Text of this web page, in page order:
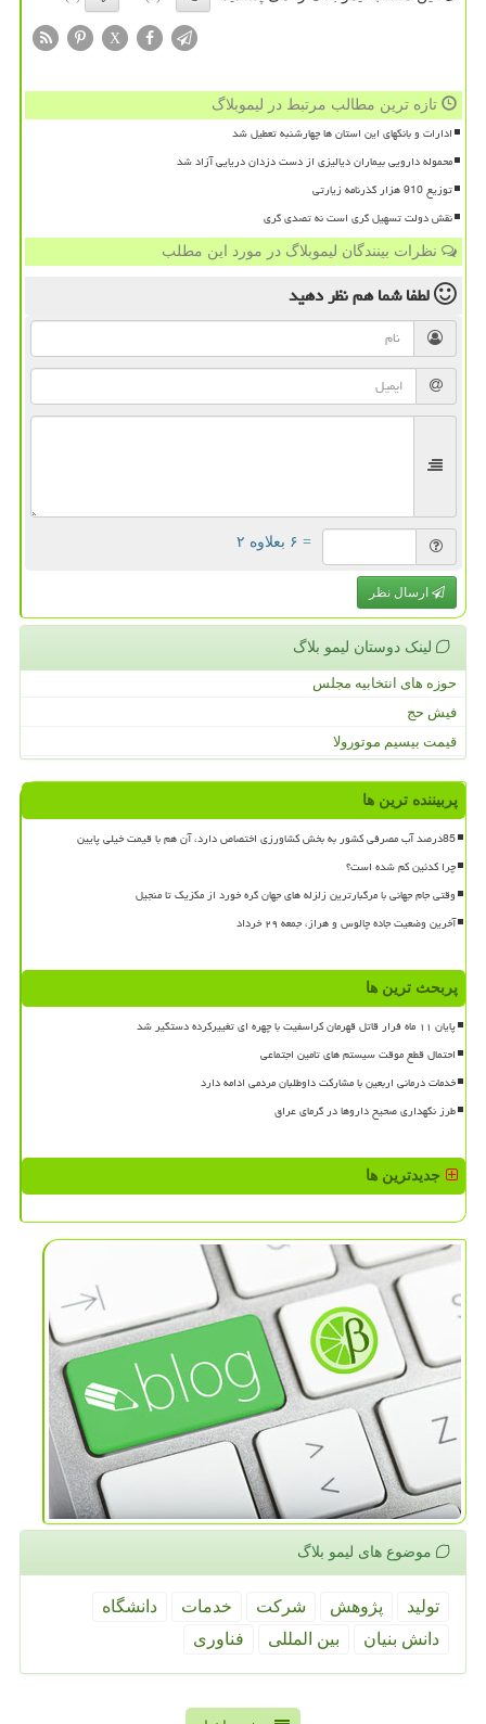
X
تازه ترین مطالب مرتبط در لیموبلاگ
ادارات و بانکهای این استان ها چهارشنبه تعطیل شد
محموله دارویی بیماران دیالیزی از دست دزدان دریایی آزاد شد
توزیع 910 هزار گذرنامه زیارتی
نقش دولت تسهیل گری است نه تصدی گری
نظرات بینندگان لیموبلاگ در مورد این مطلب
لطفا شما همنظر دهید
= ۶ بعلاوه ۲
ارسال نظر
لینک دوستان لیمو بلاگ
حوزه های انتخابیه مجلس
فیش حج
قیمت بیسیم موتورولا
پربیننده ترین ها
85درصد آب مصرفی کشور به بخش کشاورزی اختصاص دارد، آن هم با قیمت خیلی پایین
چرا کدئین کم شده است؟
وقتی جام جهانی با مرگبارترین زلزله های جهان گره خورد از مکزیک تا منجیل
آخرین وضعیت جاده چالوس و هراز، جمعه ۲۹ خرداد
پربحث ترین ها
پایان ۱۱ ماه فرار قاتل قهرمان کراسفیت با چهره ای تغییرکرده دستگیر شد
احتمال قطع موقت سیستم های تامین اجتماعی
خدمات درمانی اربعین با مشارکت داوطلبان مردمی ادامه دارد
طرز نگهداری صحیح داروها در گرمای عراق
جدیدترین ها
موضوع های لیمو بلاگ
تولید پژوهش شركت خدمات
دانشگاه
دانش بنیان
بین المللی فناوری